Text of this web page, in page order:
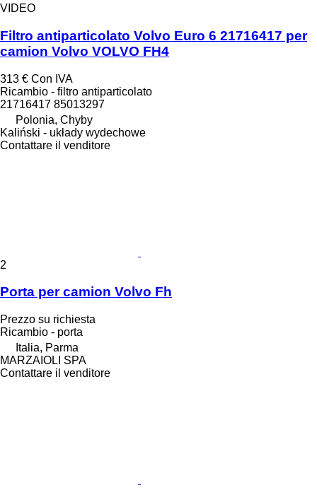
VIDEO
Filtro antiparticolato Volvo Euro 6 21716417 per
camion Volvo VOLVO FH4
313 € Con IVA
Ricambio - filtro antiparticolato
21716417 85013297
Polonia, Chyby
Kaliński - układy wydechowe
Contattare il venditore
2
Porta per camion Volvo Fh
Prezzo su richiesta
Ricambio - porta
Italia, Parma
MARZAIOLI SPA
Contattare il venditore